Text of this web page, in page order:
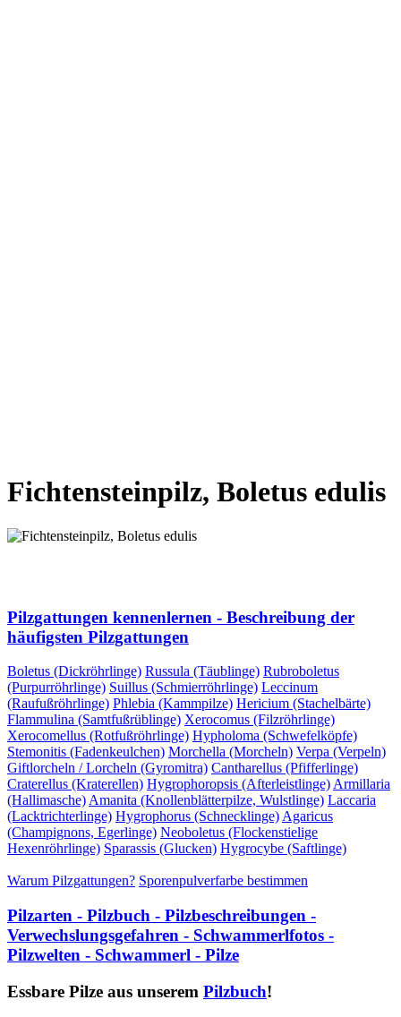
Fichtensteinpilz, Boletus edulis
Pilzgattungen kennenlernen - Beschreibung der
häufigsten Pilzgattungen
Boletus (Dickröhrlinge) Russula (Täublinge) Rubroboletus
(Purpurröhrlinge) Suillus (Schmierröhrlinge) Leccinum
(Raufußröhrlinge) Phlebia (Kammpilze) Hericium (Stachelbärte)
Flammulina (Samtfußrüblinge) Xerocomus (Filzröhrlinge)
Xerocomellus (Rotfußröhrlinge) Hypholoma (Schwefelköpfe)
Stemonitis (Fadenkeulchen) Morchella (Morcheln) Verpa (Verpeln)
Giftlorcheln / Lorcheln (Gyromitra) Cantharellus (Pfifferlinge)
Craterellus (Kraterellen) Hygrophoropsis (Afterleistlinge) Armillaria
(Hallimasche) Amanita (Knollenblätterpilze, Wulstlinge) Laccaria
(Lacktrichterlinge) Hygrophorus (Schnecklinge) Agaricus
(Champignons, Egerlinge) Neoboletus (Flockenstielige
Hexenröhrlinge) Sparassis (Glucken) Hygrocybe (Saftlinge)
Warum Pilzgattungen? Sporenpulverfarbe bestimmen
Pilzarten - Pilzbuch - Pilzbeschreibungen -
Verwechslungsgefahren - Schwammerlfotos -
Pilzwelten - Schwammerl - Pilze
Essbare Pilze aus unserem Pilzbuch!